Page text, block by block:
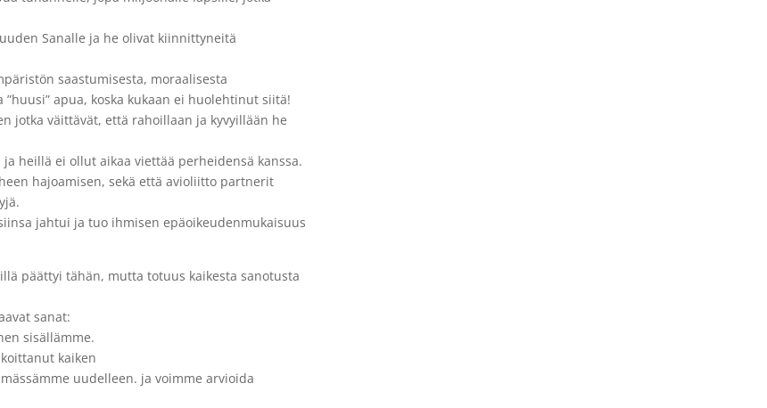
Sanalle ja he olivat kiinnittyneitä
saastumisesta, moraalisesta
apua, koska kukaan ei huolehtinut siitä!
jotka väittävät, että rahoillaan ja kyvyillään he
heillä ei ollut aikaa viettää perheidensä kanssa.
hajoamisen, sekä että avioliitto partnerit
jahtui ja tuo ihmisen epäoikeudenmukaisuus
päättyi tähän, mutta totuus kaikesta sanotusta
sanat:
sisällämme.
kaiken
uudelleen. ja voimme arvioida